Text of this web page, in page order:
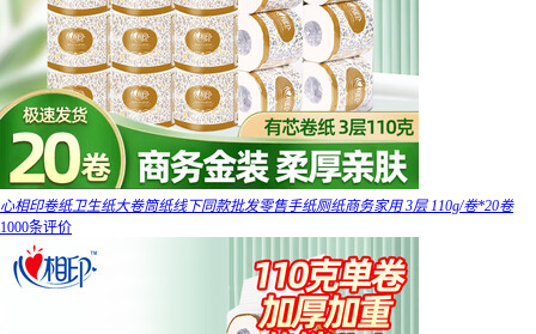
心相印卷纸卫生纸大卷筒纸线下同款批发零售手纸厕纸商务家用 3层 110g/卷*20卷
1000条评价